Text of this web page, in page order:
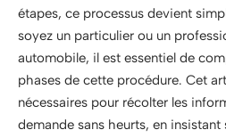
étapes, ce processus devient
soyez un particulier ou un
automobile, il est essentiel de
phases de cette procédure. Cet
nécessaires pour récolter les
demande sans heurts, en